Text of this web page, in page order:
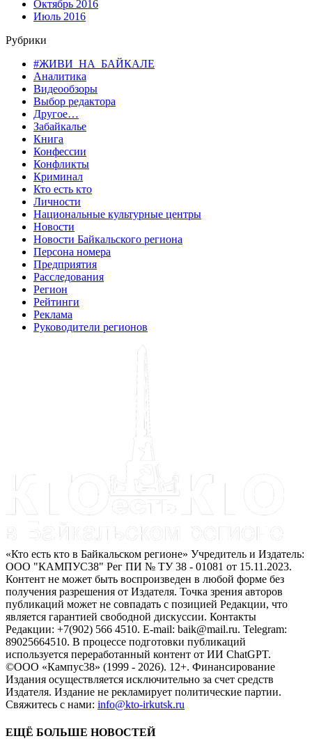
Октябрь 2016
Июль 2016
Рубрики
#ЖИВИ_НА_БАЙКАЛЕ
Аналитика
Видеообзоры
Выбор редактора
Другое…
Забайкалье
Книга
Конфессии
Конфликты
Криминал
Кто есть кто
Личности
Национальные культурные центры
Новости
Новости Байкальского региона
Персона номера
Предприятия
Расследования
Регион
Рейтинги
Реклама
Руководители регионов
«Кто есть кто в Байкальском регионе» Учредитель и Издатель:
ООО "КАМПУС38" Рег ПИ № ТУ 38 - 01081 от 15.11.2023.
Контент не может быть воспроизведен в любой форме без
получения разрешения от Издателя. Точка зрения авторов
публикаций может не совпадать с позицией Редакции, что
является гарантией свободной дискуссии. Контакты
Редакции: +7(902) 566 4510. E-mail: baik@mail.ru. Telegram:
89025664510. В процессе подготовки публикаций
используется переработанный контент от ИИ ChatGPT.
©ООО «Кампус38» (1999 - 2026). 12+. Финансирование
Издания осуществляется исключительно за счет средств
Издателя. Издание не рекламирует политические партии.
Свяжитесь с нами: info@kto-irkutsk.ru
ЕЩЁ БОЛЬШЕ НОВОСТЕЙ